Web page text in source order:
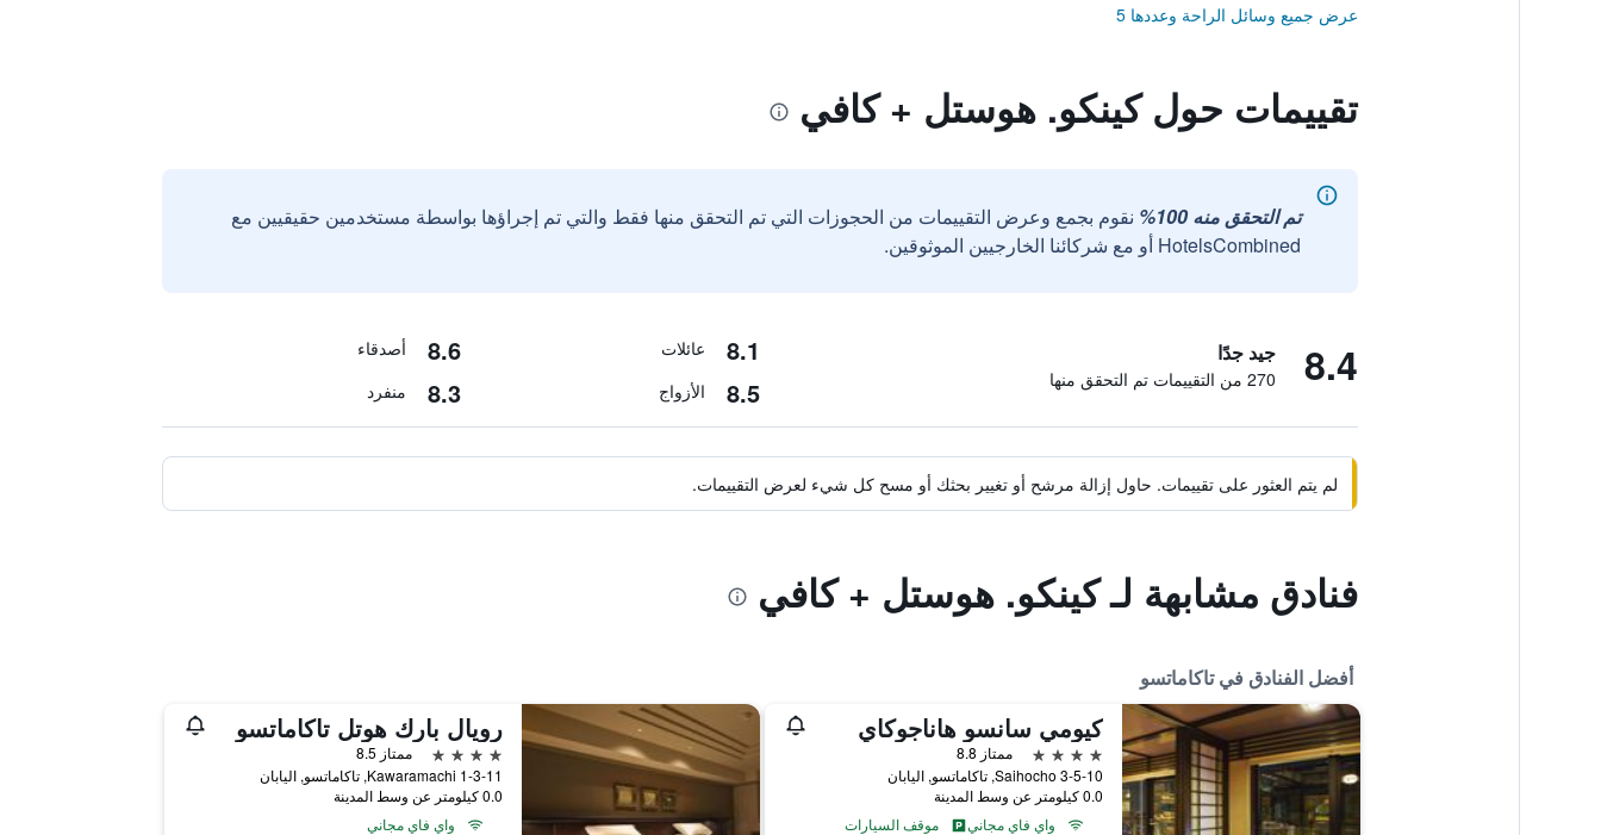
عرض جميع وسائل الراحة وعددها 5
تقييمات حول كينكو. هوستل + كافي
تم التحقق منه 100%
نقوم بجمع وعرض التقييمات من الحجوزات التي تم التحقق منها فقط والتي تم إجراؤها بواسطة مستخدمين حقيقيين مع
HotelsCombined أو مع شركائنا الخارجيين الموثوقين.
8.4 جيد جدًا
270 من التقييمات تم التحقق منها
8.1 عائلات 8.6 أصدقاء
8.5 الأزواج 8.3 منفرد
لم يتم العثور على تقييمات. حاول إزالة مرشح أو تغيير بحثك أو مسح كل شيء لعرض التقييمات.
فنادق مشابهة لـ كينكو. هوستل + كافي
أفضل الفنادق في تاكاماتسو
كيومي سانسو هاناجوكاي
4 نجوم
ممتاز 8.8
3-5-10 Saihocho, تاكاماتسو, اليابان
0.0 كيلومتر عن وسط المدينة
واي فاي مجاني
موقف السيارات
رويال بارك هوتل تاكاماتسو
4 نجوم
ممتاز 8.5
Kawaramachi 1-3-11, تاكاماتسو, اليابان
0.0 كيلومتر عن وسط المدينة
واي فاي مجاني